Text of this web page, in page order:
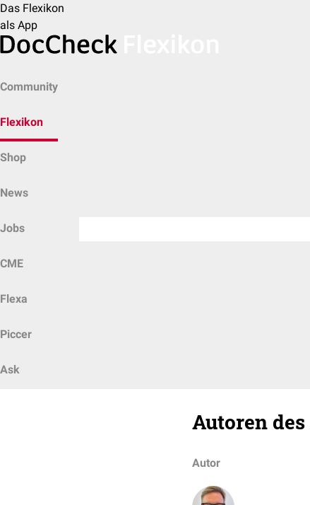
Das Flexikon
als App
Community
Flexikon
Shop
News
Jobs
CME
Flexa
Piccer
Ask
Autoren
Autor